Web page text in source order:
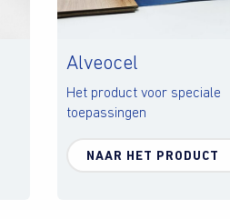
Alveocel
Het product voor speciale
toepassingen
NAAR HET PRODUCT